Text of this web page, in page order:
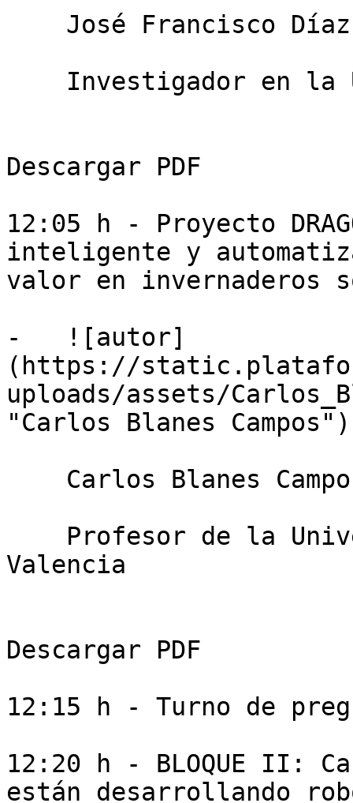
Descargar PDF
12:05 h - Proyecto
inteligente y
valor en invernaderos
-   ![autor]
(https://
uploads/assets/
"Carlos Blanes Campos")
Valencia
Descargar PDF
12:15 h - Turno de
12:20 h - BLOQUE II:
están desarrollando